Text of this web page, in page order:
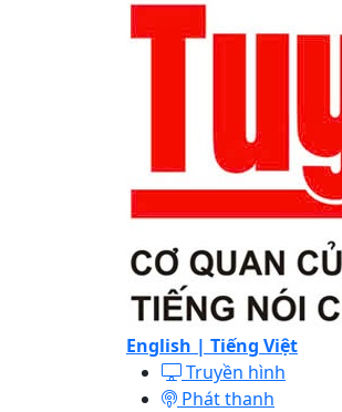
English | Tiếng Việt
Truyền hình
Phát thanh